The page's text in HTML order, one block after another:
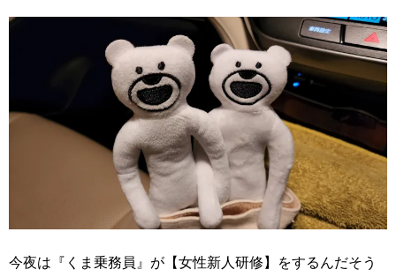
今夜は『くま乗務員』が【女性新人研修】をするんだそう